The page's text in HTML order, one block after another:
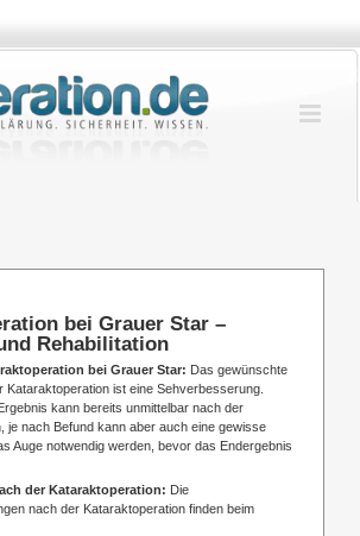
bei Grauer Star –
Rehabilitation
bei Grauer Star: Das gewünschte
Kataraktoperation ist eine Sehverbesserung.
kann bereits unmittelbar nach der
je nach Befund kann aber auch eine gewisse
Auge notwendig werden, bevor das Endergebnis
der Kataraktoperation: Die
nach der Kataraktoperation finden beim